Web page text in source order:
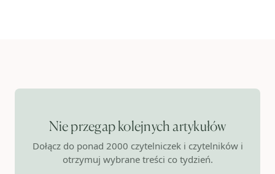
Nie przegap kolejnych artykułów
Dołącz do ponad 2000 czytelniczek i czytelników i
otrzymuj wybrane treści co tydzień.